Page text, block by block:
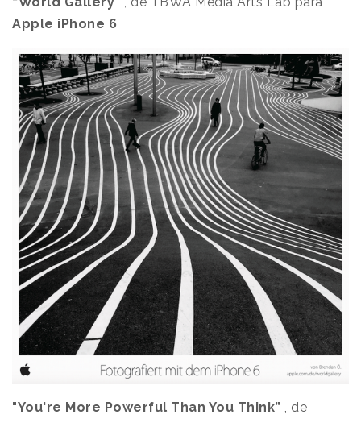
Apple iPhone 6
"You're More Powerful Than You Think” , de